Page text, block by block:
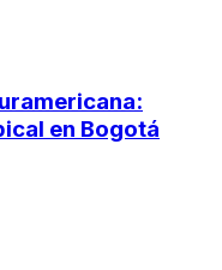
en Bogotá